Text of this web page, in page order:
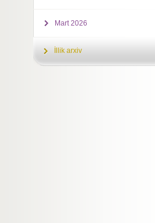
Mart 2026
İllik arxiv